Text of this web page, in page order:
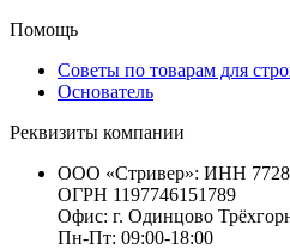
Помощь
Советы по товарам для
Основатель
Реквизиты компании
ООО «Стривер»: ИНН
ОГРН 1197746151789
Офис: г. Одинцово
Пн-Пт: 09:00-18:00